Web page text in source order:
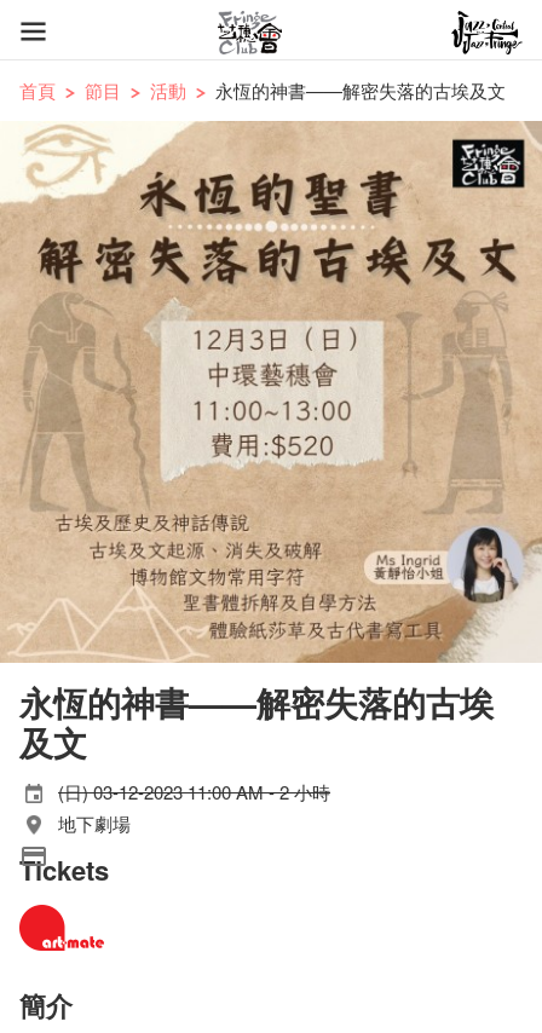
首頁 節目 活動 永恆的神書——解密失落的古埃及文
永恆的神書——解密失落的古埃
及文
(日) 03-12-2023 11:00 AM - 2 小時
地下劇場
Tickets
簡介